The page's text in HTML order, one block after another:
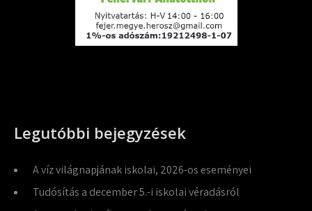
Legutóbbi bejegyzések
A víz világnapjának iskolai, 2026-os eseményei
Tudósítás a december 5.-i iskolai véradásról